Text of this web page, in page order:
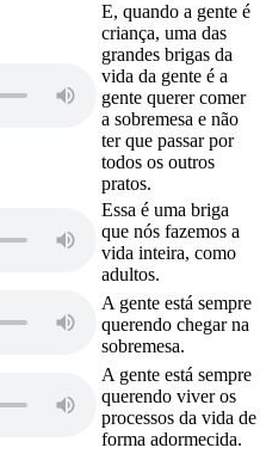
E, quando a gente é
criança, uma das
grandes brigas da
vida da gente é a
gente querer comer
a sobremesa e não
ter que passar por
todos os outros
pratos.
Essa é uma briga
que nós fazemos a
vida inteira, como
adultos.
A gente está sempre
querendo chegar na
sobremesa.
A gente está sempre
querendo viver os
processos da vida de
forma adormecida.